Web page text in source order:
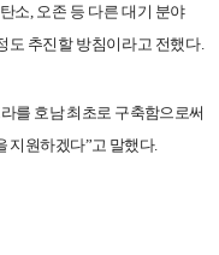
소, 오존 등 다른 대기 분야
추진할 방침이라고 전했다.
를 호남 최초로 구축함으로써
지원하겠다”고 말했다.